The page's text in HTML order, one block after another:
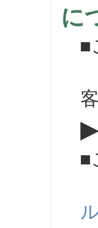
に
■
■